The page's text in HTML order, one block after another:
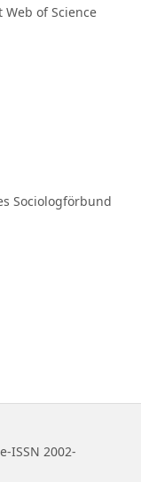
of Science
Sociologförbund
ISSN 2002-